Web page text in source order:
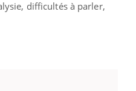
difficultés à parler,